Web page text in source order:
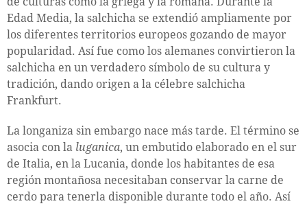
Edad Media, la salchicha se extendió ampliamente por
los diferentes territorios europeos gozando de mayor
popularidad. Así fue como los alemanes convirtieron la
salchicha en un verdadero símbolo de su cultura y
tradición, dando origen a la célebre salchicha
Frankfurt.
La longaniza sin embargo nace más tarde. El término se
asocia con la luganica, un embutido elaborado en el sur
de Italia, en la Lucania, donde los habitantes de esa
región montañosa necesitaban conservar la carne de
cerdo para tenerla disponible durante todo el año. Así